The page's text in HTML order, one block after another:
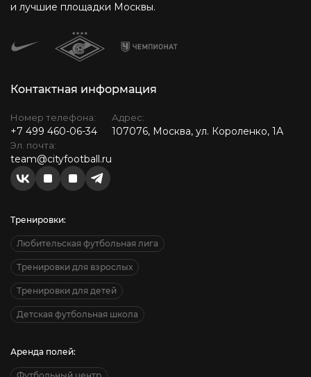
и лучшие площадки Москвы.
Контактная информация
Номер телефона:
+7 499 460-06-34
Эл. почта:
team@cityfootball.ru
Адрес:
107076, Москва, ул. Короленко, 1А
Тренировки:
Любительская футбольная лига
Тренировки для взрослых
Тренировки для детей
Детская футбольная школа
Аренда полей: